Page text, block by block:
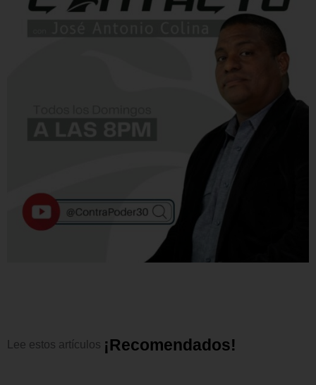
Lee estos artículos ¡Recomendados!